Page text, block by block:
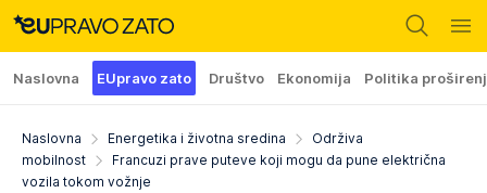
Naslovna EUpravo zato Društvo Ekonomija Politika
Naslovna Energetika i životna sredina
Održiva
mobilnost
Francuzi prave puteve koji mogu da pune električna
vozila tokom vožnje